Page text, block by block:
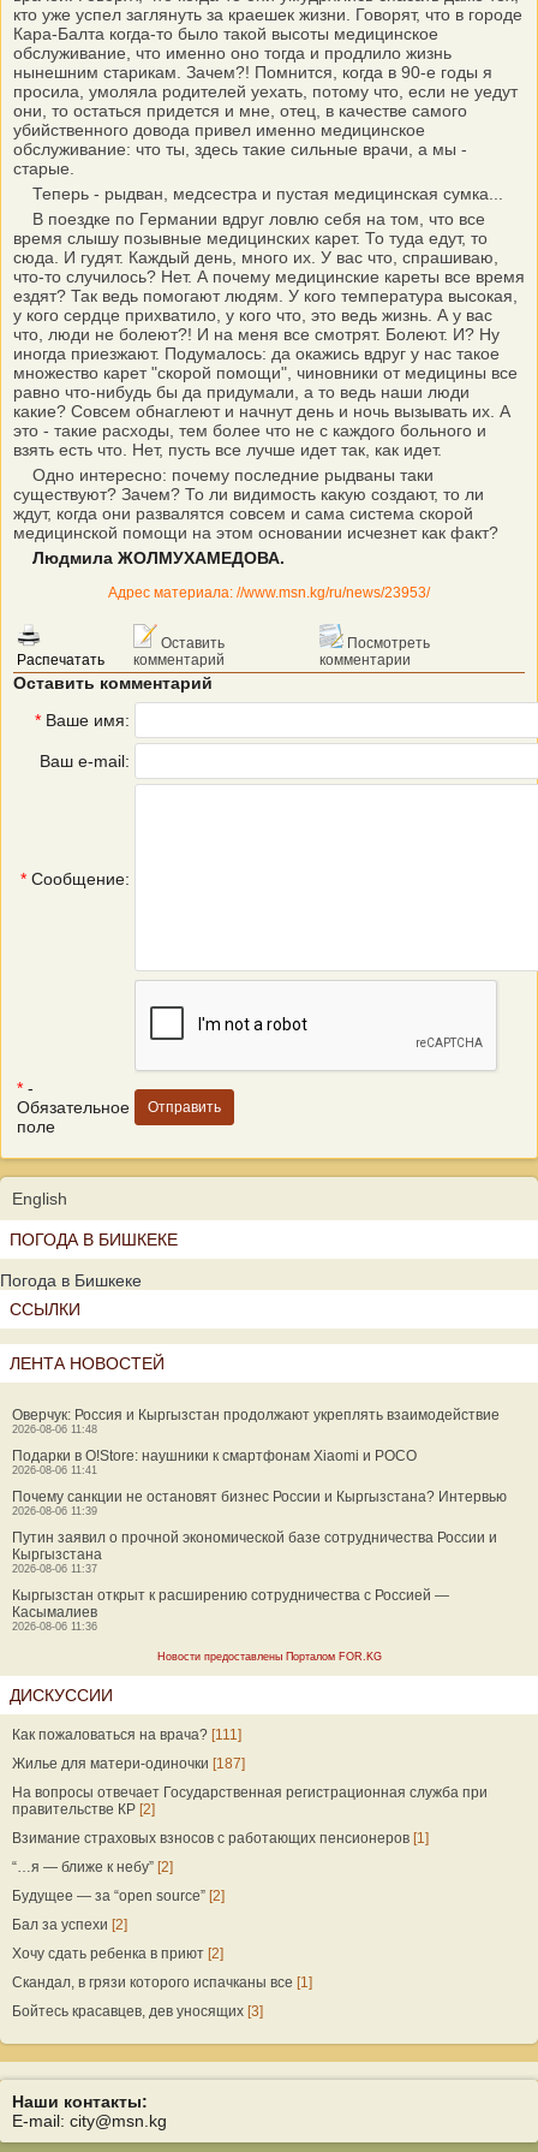
кто уже успел заглянуть за краешек жизни. Говорят, что в городе
Кара-Балта когда-то было такой высоты медицинское
обслуживание, что именно оно тогда и продлило жизнь
нынешним старикам. Зачем?! Помнится, когда в 90-е годы я
просила, умоляла родителей уехать, потому что, если не уедут
они, то остаться придется и мне, отец, в качестве самого
убийственного довода привел именно медицинское
обслуживание: что ты, здесь такие сильные врачи, а мы -
старые.
Теперь - рыдван, медсестра и пустая медицинская сумка...
В поездке по Германии вдруг ловлю себя на том, что все
время слышу позывные медицинских карет. То туда едут, то
сюда. И гудят. Каждый день, много их. У вас что, спрашиваю,
что-то случилось? Нет. А почему медицинские кареты все время
ездят? Так ведь помогают людям. У кого температура высокая,
у кого сердце прихватило, у кого что, это ведь жизнь. А у вас
что, люди не болеют?! И на меня все смотрят. Болеют. И? Ну
иногда приезжают. Подумалось: да окажись вдруг у нас такое
множество карет "скорой помощи", чиновники от медицины все
равно что-нибудь бы да придумали, а то ведь наши люди
какие? Совсем обнаглеют и начнут день и ночь вызывать их. А
это - такие расходы, тем более что не с каждого больного и
взять есть что. Нет, пусть все лучше идет так, как идет.
Одно интересно: почему последние рыдваны таки
существуют? Зачем? То ли видимость какую создают, то ли
ждут, когда они развалятся совсем и сама система скорой
медицинской помощи на этом основании исчезнет как факт?
Людмила ЖОЛМУХАМЕДОВА.
Адрес материала: //www.msn.kg/ru/news/23953/
Распечатать
Оставить
комментарий
Посмотреть
комментарии
Оставить комментарий
* Ваше имя:
Ваш e-mail:
* Сообщение:
* -
Обязательное
поле
English
ПОГОДА В БИШКЕКЕ
Погода в Бишкеке
ССЫЛКИ
ЛЕНТА НОВОСТЕЙ
Оверчук: Россия и Кыргызстан продолжают укреплять взаимодействие
2026-08-06 11:48
Подарки в O!Store: наушники к смартфонам Xiaomi и POCO
2026-08-06 11:41
Почему санкции не остановят бизнес России и Кыргызстана? Интервью
2026-08-06 11:39
Путин заявил о прочной экономической базе сотрудничества России и
Кыргызстана
2026-08-06 11:37
Кыргызстан открыт к расширению сотрудничества с Россией —
Касымалиев
2026-08-06 11:36
Новости предоставлены Порталом FOR.KG
ДИСКУССИИ
Как пожаловаться на врача? [111]
Жилье для матери-одиночки [187]
На вопросы отвечает Государственная регистрационная служба при
правительстве КР [2]
Взимание страховых взносов с работающих пенсионеров [1]
“…я — ближе к небу” [2]
Будущее — за “open source” [2]
Бал за успехи [2]
Хочу сдать ребенка в приют [2]
Скандал, в грязи которого испачканы все [1]
Бойтесь красавцев, дев уносящих [3]
Наши контакты:
E-mail: city@msn.kg